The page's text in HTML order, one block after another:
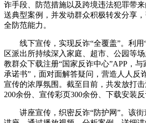
诈手段、防范措施以及跨境违法犯罪带
送典型案例，并发动群众积极转发分享
全防范能力。
线下宣传，实现反诈“全覆盖”。利
区派出所持续深入家庭、超市、公园等
教群众下载注册“国家反诈中心”APP，
承诺书”，面对面解答疑问，营造人人反
宣传的浓厚氛围。截至目前，共发放打
200余份、宣传彩页300余份、下载安装反
讲座宣传，织密反诈“防护网”。该